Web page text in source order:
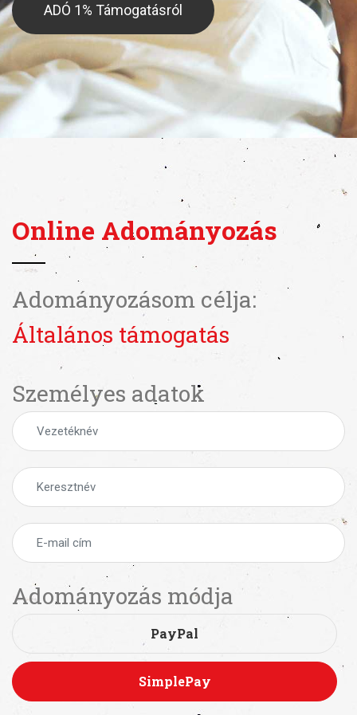
ADÓ 1% Támogatásról
Online Adományozás
Adományozásom célja:
Általános támogatás
Személyes adatok
Adományozás módja
PayPal
SimplePay